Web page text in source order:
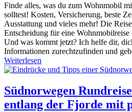
Finde alles, was du zum Wohnmobil
solltest! Kosten, Versicherung, beste
Ausstattung und vieles mehr! Die
Entscheidung für eine
Und was kommt jetzt? Ich helfe dir,
Informationen zurechtzufinden und
Weiterlesen
Südnorwegen
entlang der Fjorde mit